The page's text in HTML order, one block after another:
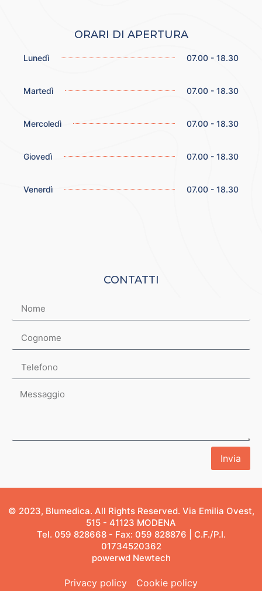
ORARI DI APERTURA
Lunedì 07.00 - 18.30
Martedì 07.00 - 18.30
Mercoledì 07.00 - 18.30
Giovedì 07.00 - 18.30
Venerdì 07.00 - 18.30
CONTATTI
Invia
© 2023, Blumedica. All Rights Reserved. Via Emilia Ovest,
515 - 41123 MODENA
Tel. 059 828668 - Fax: 059 828876 | C.F./P.I.
01734520362
powerwd Newtech
Privacy policy Cookie policy